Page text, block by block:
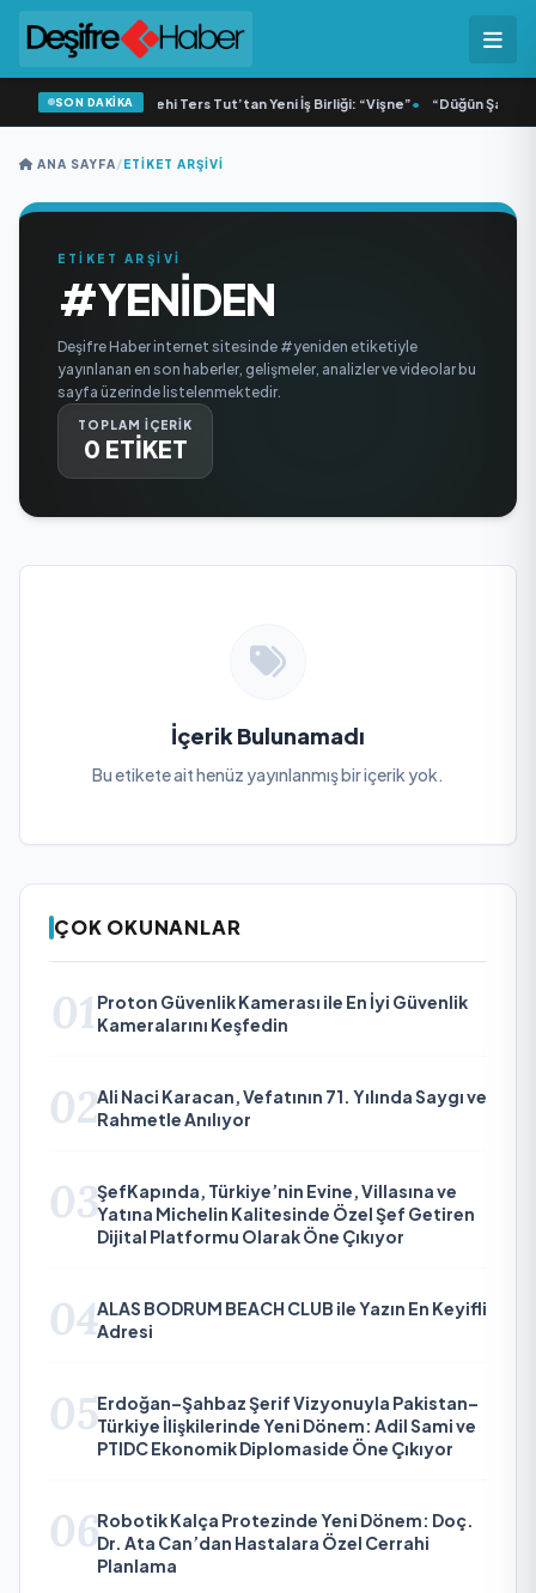
SON DAKİKA
M Lisa ve Dolu Kadehi Ters Tut’tan Yeni İş Birliği: “Vişne”• “Düğün
ANA SAYFA/ETIKET ARŞIVI
ETİKET ARŞİVİ
#YENIDEN
Deşifre Haber internet sitesinde #yeniden etiketiyle
yayınlanan en son haberler, gelişmeler, analizler ve videolar bu
sayfa üzerinde listelenmektedir.
TOPLAM İÇERİK
0 ETİKET
İçerik Bulunamadı
Bu etikete ait henüz yayınlanmış bir içerik yok.
ÇOK OKUNANLAR
01 Proton Güvenlik Kamerası ile En İyi Güvenlik
Kameralarını Keşfedin
02Ali Naci Karacan, Vefatının 71. Yılında Saygı ve
Rahmetle Anılıyor
03ŞefKapında, Türkiye’nin Evine, Villasına ve
Yatına Michelin Kalitesinde Özel Şef Getiren
Dijital Platformu Olarak Öne Çıkıyor
04ALAS BODRUM BEACH CLUB ile Yazın En Keyifli
Adresi
05Erdoğan–Şahbaz Şerif Vizyonuyla Pakistan–
Türkiye İlişkilerinde Yeni Dönem: Adil Sami ve
PTIDC Ekonomik Diplomaside Öne Çıkıyor
06Robotik Kalça Protezinde Yeni Dönem: Doç.
Dr. Ata Can’dan Hastalara Özel Cerrahi
Planlama